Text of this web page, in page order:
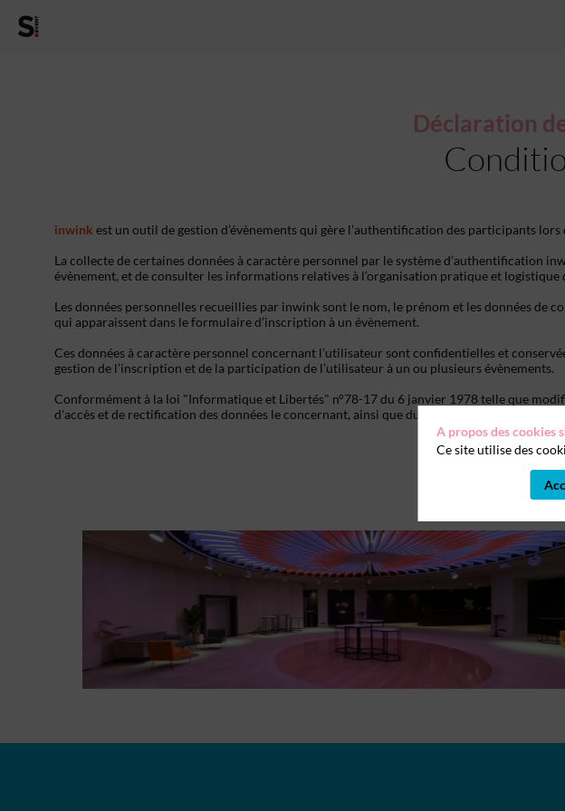
Déclaration
inwink est un outil de gestion d’évènements qui gère l’authentification des participants
La collecte de certaines données à caractère personnel par le système d’authentification
évènement, et de consulter les informations relatives à l’organisation pratique et logistique
Les données personnelles recueillies par inwink sont le nom, le prénom et les données de
qui apparaissent dans le formulaire d’inscription à un évènement.
Ces données à caractère personnel concernant l’utilisateur sont confidentielles et
gestion de l’inscription et de la participation de l’utilisateur à un ou plusieurs évènements.
Conformément à la loi "Informatique et Libertés" n°78-17 du 6 janvier 1978 telle que
d'accès et de rectification des données le concernant, ainsi que du droit de s’opposer à
A propos des cookies
Ce site utilise des